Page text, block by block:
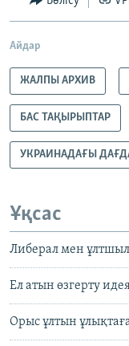
Айдар
ЖАЛПЫ АРХИВ
БАС ТАҚЫРЫПТАР
УКРАИНАДАҒЫ
Ұқсас
Либерал мен
Ел атын өзгерту
Орыс ұлтын